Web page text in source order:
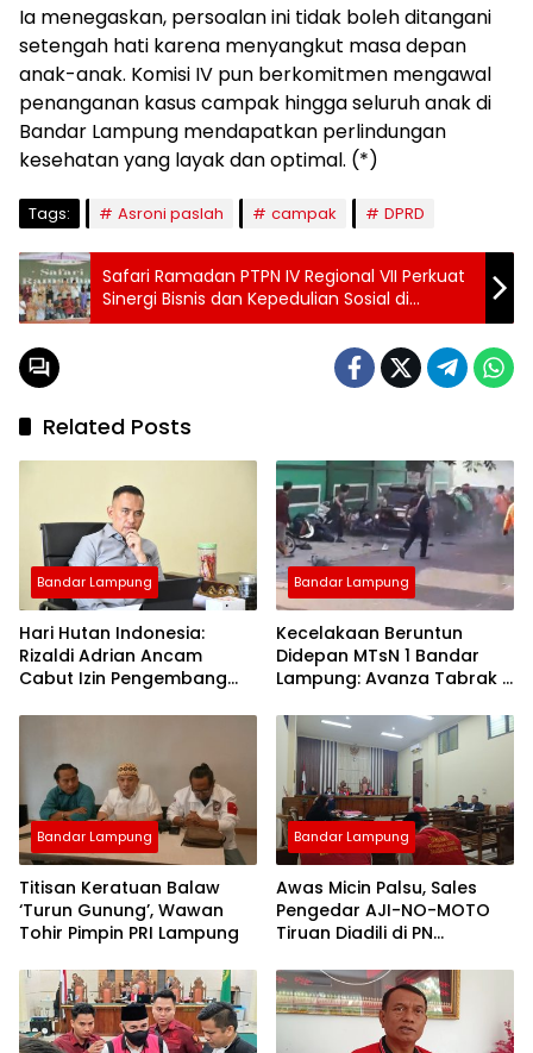
Ia menegaskan, persoalan ini tidak boleh ditangani
setengah hati karena menyangkut masa depan
anak-anak. Komisi IV pun berkomitmen mengawal
penanganan kasus campak hingga seluruh anak di
Bandar Lampung mendapatkan perlindungan
kesehatan yang layak dan optimal. (*)
Tags: Asroni paslah campak DPRD
Safari Ramadan PTPN IV Regional VII Perkuat
Sinergi Bisnis dan Kepedulian Sosial di
Sumsel
Related Posts
Bandar Lampung
Hari Hutan Indonesia:
Rizaldi Adrian Ancam
Cabut Izin Pengembang
Lampung
Bandar Lampung
Kecelakaan Beruntun
Didepan MTsN 1 Bandar
Lampung: Avanza Tabrak 7
Rumah Sakit
Bandar Lampung
Titisan Keratuan Balaw
‘Turun Gunung’, Wawan
Tohir Pimpin PRI Lampung
Bandar Lampung
Awas Micin Palsu, Sales
Pengedar AJI-NO-MOTO
Tiruan Diadili di PN